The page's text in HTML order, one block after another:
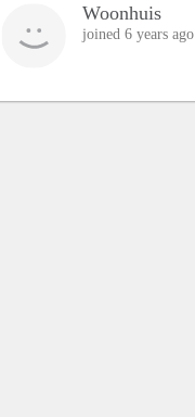
Woonhuis
joined 6 years ago